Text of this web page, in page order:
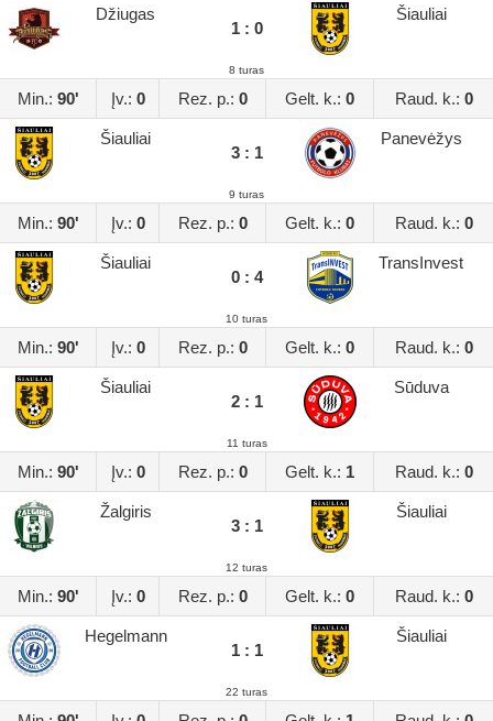
Džiugas
1 : 0
Šiauliai
8 turas
Min.: 90' Įv.: 0 Rez. p.: 0 Gelt. k.: 0 Raud. k.: 0
Šiauliai
3 : 1
Panevėžys
9 turas
Min.: 90' Įv.: 0 Rez. p.: 0 Gelt. k.: 0 Raud. k.: 0
Šiauliai
0 : 4
TransInvest
10 turas
Min.: 90' Įv.: 0 Rez. p.: 0 Gelt. k.: 0 Raud. k.: 0
Šiauliai
2 : 1
Sūduva
11 turas
Min.: 90' Įv.: 0 Rez. p.: 0 Gelt. k.: 1 Raud. k.: 0
Žalgiris
3 : 1
Šiauliai
12 turas
Min.: 90' Įv.: 0 Rez. p.: 0 Gelt. k.: 0 Raud. k.: 0
Hegelmann
1 : 1
Šiauliai
22 turas